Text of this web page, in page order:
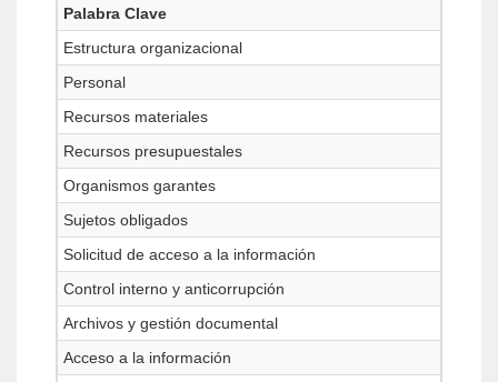
Palabra Clave
Estructura organizacional
Personal
Recursos materiales
Recursos presupuestales
Organismos garantes
Sujetos obligados
Solicitud de acceso a la información
Control interno y anticorrupción
Archivos y gestión documental
Acceso a la información